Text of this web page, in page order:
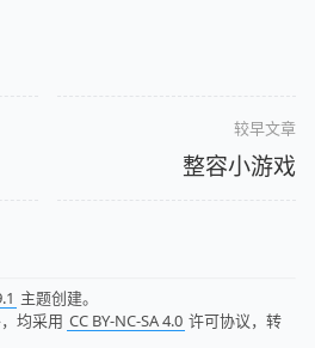
较早文章
整容小游戏
主题创建。
均采用 CC BY-NC-SA 4.0 许可协议，转